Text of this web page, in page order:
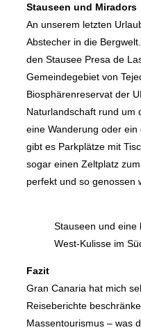
Stauseen und Miradors
An unserem letzten
Abstecher in die
den Stausee Presa de
Gemeindegebiet von
Biosphärenreservat der
Naturlandschaft rund um
eine Wanderung oder ein
gibt es Parkplätze mit
sogar einen Zeltplatz
perfekt und so genossen
Stauseen und eine
West-Kulisse im
Fazit
Gran Canaria hat mich
Reiseberichte
Massentourismus – was